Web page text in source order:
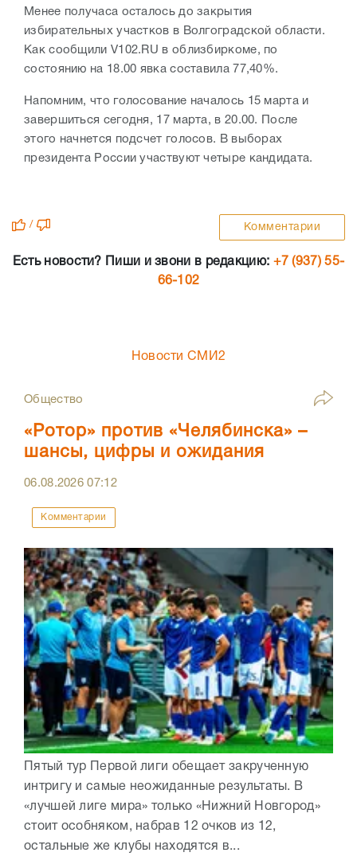
Менее получаса осталось до закрытия
избирательных участков в Волгоградской области.
Как сообщили V102.RU в облизбиркоме, по
состоянию на 18.00 явка составила 77,40%.
Напомним, что голосование началось 15 марта и
завершиться сегодня, 17 марта, в 20.00. После
этого начнется подсчет голосов. В выборах
президента России участвуют четыре кандидата.
/ Комментарии
Есть новости? Пиши и звони в редакцию: +7 (937) 55-
66-102
Новости СМИ2
Общество
«Ротор» против «Челябинска» –
шансы, цифры и ожидания
06.08.202607:12
Комментарии
Пятый тур Первой лиги обещает закрученную
интригу и самые неожиданные результаты. В
«лучшей лиге мира» только «Нижний Новгород»
стоит особняком, набрав 12 очков из 12,
остальные же клубы находятся в...